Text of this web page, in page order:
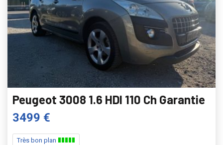
Peugeot 3008 1.6 HDI 110 Ch Garantie
3499 €
Très bon plan